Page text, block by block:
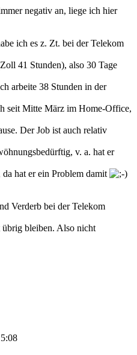
negativ an, liege ich hier
ich es z. Zt. bei der Telekom
41 Stunden), also 30 Tage
arbeite 38 Stunden in der
seit Mitte März im Home-Office,
Der Job ist auch relativ
v. a. hat er
hat er ein Problem damit
Verderb bei der Telekom
bleiben. Also nicht